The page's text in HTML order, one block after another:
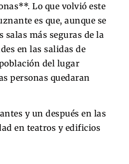
Lo que volvió este
es que, aunque se
salas más seguras de la
en las salidas de
del lugar
personas quedaran
y un después en las
en teatros y edificios